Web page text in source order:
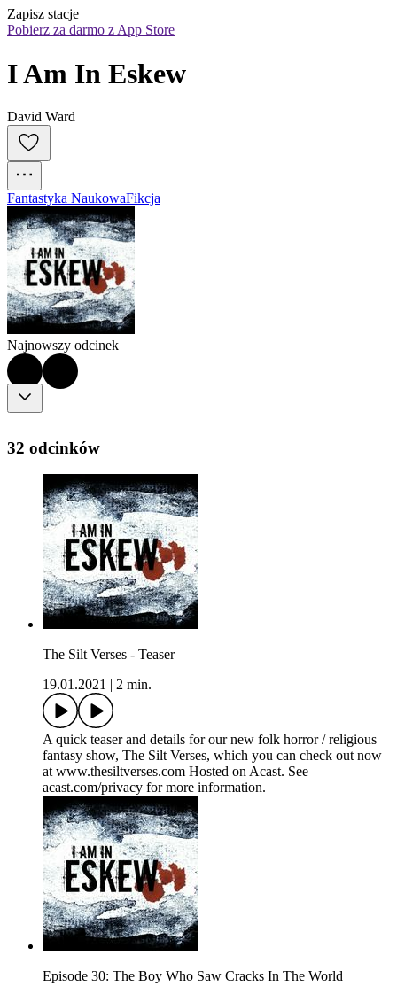
Zapisz stacje
Pobierz za darmo z App Store
I Am In Eskew
David Ward
Fantastyka NaukowaFikcja
Najnowszy odcinek
32 odcinków
The Silt Verses - Teaser
19.01.2021
2 min.
A quick teaser and details for our new folk horror / religious
fantasy show, The Silt Verses, which you can check out now
at www.thesiltverses.com Hosted on Acast. See
acast.com/privacy for more information.
Episode 30: The Boy Who Saw Cracks In The World